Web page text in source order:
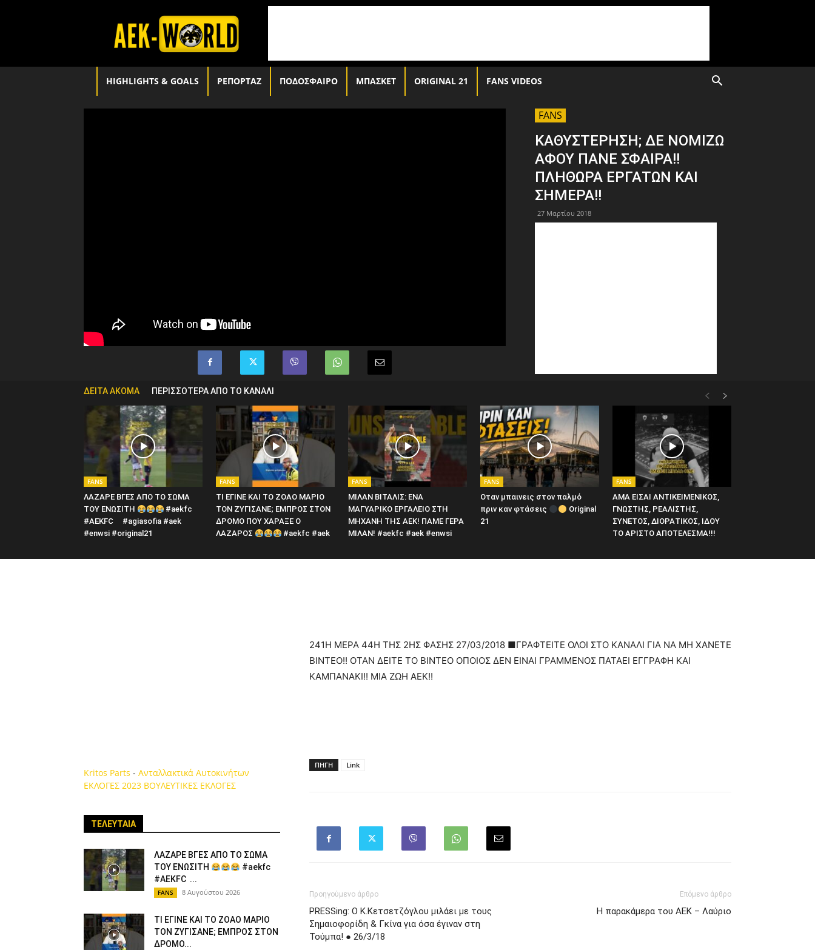
world.gr
HIGHLIGHTS & GOALS ΡΕΠΟΡΤΑΖ ΠΟΔΟΣΦΑΙΡΟ ΜΠΑΣΚΕΤ ORIGINAL 21 FANS VIDEOS
FANS
ΚΑΘΥΣΤΕΡΗΣΗ; ΔΕ ΝΟΜΙΖΩ
ΑΦΟΥ ΠΑΝΕ ΣΦΑΙΡΑ!!
ΠΛΗΘΩΡΑ ΕΡΓΑΤΩΝ ΚΑΙ
ΣΗΜΕΡΑ!!
27 Μαρτίου 2018
ΔΕΙΤΑ ΑΚΟΜΑ ΠΕΡΙΣΣΟΤΕΡΑ ΑΠΟ ΤΟ ΚΑΝΑΛΙ
FANS
ΛΑΖΑΡΕ ΒΓΕΣ ΑΠΟ ΤΟ ΣΩΜΑ
ΤΟΥ ΕΝΩΣΙΤΗ
#aekfc
#AEKFC ​ ​ #agiasofia #aek
#enwsi #original21
FANS
ΤΙ ΕΓΙΝΕ ΚΑΙ ΤΟ ΖΟΑΟ ΜΑΡΙΟ
ΤΟΝ ΖΥΓΙΣΑΝΕ; ΕΜΠΡΟΣ ΣΤΟΝ
ΔΡΟΜΟ ΠΟΥ ΧΑΡΑΞΕ Ο
ΛΑΖΑΡΟΣ
#aekfc #aek
FANS
ΜΙΛΑΝ ΒΙΤΑΛΙΣ: ΕΝΑ
ΜΑΓΥΑΡΙΚΟ ΕΡΓΑΛΕΙΟ ΣΤΗ
ΜΗΧΑΝΗ ΤΗΣ ΑΕΚ! ΠΑΜΕ ΓΕΡΑ
ΜΙΛΑΝ! #aekfc #aek #enwsi
FANS
Οταν μπαινεις στον παλμό
πριν καν φτάσεις
Original
21
FANS
ΑΜΑ ΕΙΣΑΙ ΑΝΤΙΚΕΙΜΕΝΙΚΟΣ,
ΓΝΩΣΤΗΣ, ΡΕΑΛΙΣΤΗΣ,
ΣΥΝΕΤΟΣ, ΔΙΟΡΑΤΙΚΟΣ, ΙΔΟΥ
ΤΟ ΑΡΙΣΤΟ ΑΠΟΤΕΛΕΣΜΑ!!!
241Η ΜΕΡΑ 44Η ΤΗΣ 2ΗΣ ΦΑΣΗΣ 27/03/2018 ■ΓΡΑΦΤΕΙΤΕ ΟΛΟΙ ΣΤΟ ΚΑΝΑΛΙ ΓΙΑ ΝΑ ΜΗ ΧΑΝΕΤΕ
ΒΙΝΤΕΟ!! ΟΤΑΝ ΔΕΙΤΕ ΤΟ ΒΙΝΤΕΟ ΟΠΟΙΟΣ ΔΕΝ ΕΙΝΑΙ ΓΡΑΜΜΕΝΟΣ ΠΑΤΑΕΙ ΕΓΓΡΑΦΗ ΚΑΙ
ΚΑΜΠΑΝΑΚΙ!! ΜΙΑ ΖΩΗ ΑΕΚ!!
ΠΗΓΗ Link
Προηγούμενο άρθρο
PRESSing: Ο Κ.Κετσετζόγλου μιλάει με τους
Σημαιοφορίδη & Γκίνα για όσα έγιναν στη
Τούμπα! ● 26/3/18
Επόμενο άρθρο
Η παρακάμερα του ΑΕΚ – Λαύριο
Kritos Parts - Ανταλλακτικά Αυτοκινήτων
ΕΚΛΟΓΕΣ 2023 ΒΟΥΛΕΥΤΙΚΕΣ ΕΚΛΟΓΕΣ
ΤΕΛΕΥΤΑΙΑ
ΛΑΖΑΡΕ ΒΓΕΣ ΑΠΟ ΤΟ ΣΩΜΑ
ΤΟΥ ΕΝΩΣΙΤΗ
#aekfc
#AEKFC ​...
FANS 8 Αυγούστου 2026
ΤΙ ΕΓΙΝΕ ΚΑΙ ΤΟ ΖΟΑΟ ΜΑΡΙΟ
ΤΟΝ ΖΥΓΙΣΑΝΕ; ΕΜΠΡΟΣ ΣΤΟΝ
ΔΡΟΜΟ...